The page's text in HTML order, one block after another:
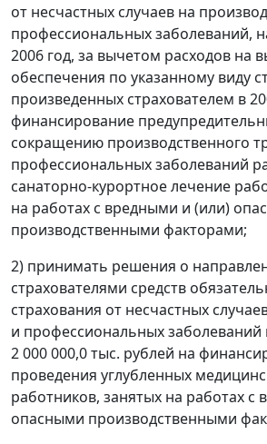
от несчастных случаев на
профессиональных заболеваний,
2006 год, за вычетом расходов на
обеспечения по указанному виду
произведенных страхователем в
финансирование
сокращению производственного
профессиональных заболеваний
санаторно-курортное лечение
на работах с вредными и (или)
производственными факторами;
2) принимать решения о
страхователями средств
страхования от несчастных
и профессиональных
2 000 000,0 тыс. рублей на
проведения углубленных
работников, занятых на работах с
опасными производственными